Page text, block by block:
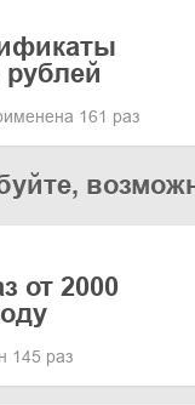
161 раз
от 2000
145 раз